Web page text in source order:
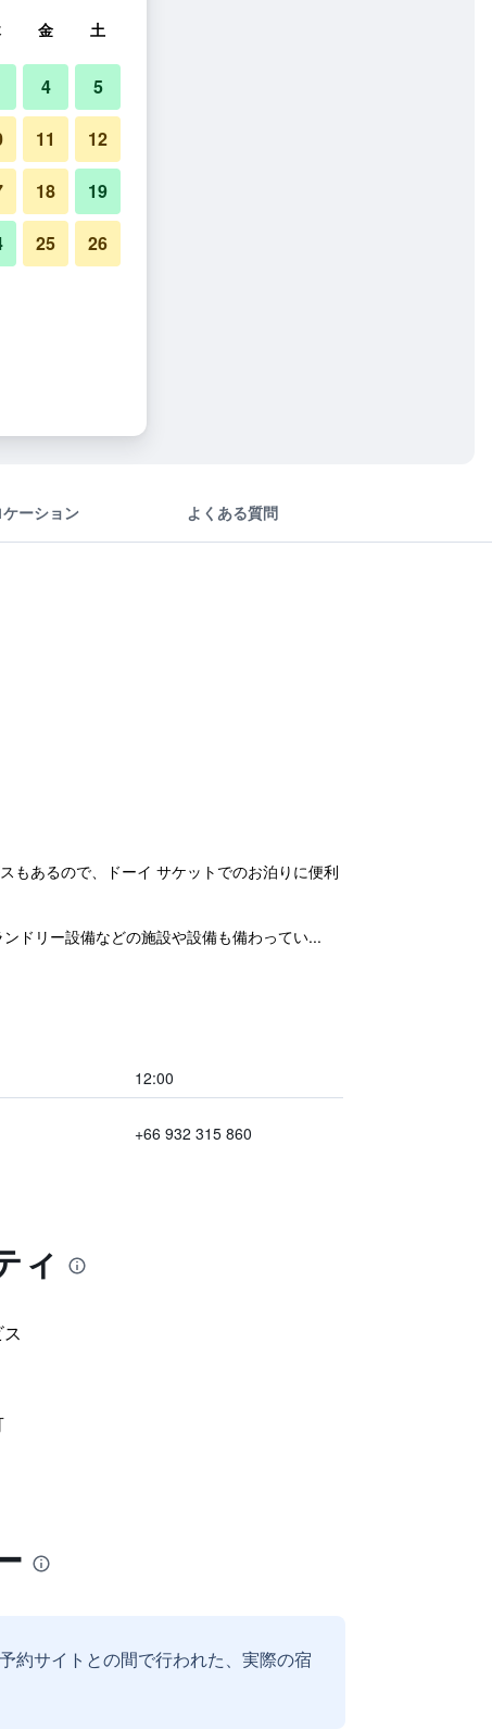
ケーション よくある質問
もあるので、ドーイ サケットでのお泊りに便利
ドリー設備などの施設や設備も備わってい...
12:00
+66 932 315 860
ィ
約サイトとの間で行われた、実際の宿
金 土
4 5
11 12
18 19
25 26